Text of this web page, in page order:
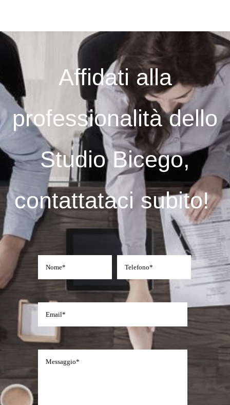
Affidati alla
professionalità dello
Studio Bicego,
contattataci subito!